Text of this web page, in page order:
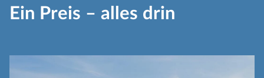
Ein Preis – alles drin